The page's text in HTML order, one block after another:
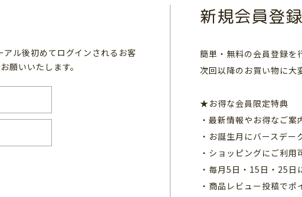
ル後初めてログインされるお客
願いいたします。
新規会員登録
簡単・無料の会員登録を
次回以降のお買い物に大
★お得な会員限定特典
・最新情報やお得なご
・お誕生月にバースデー
・ショッピングにご利
・毎月5日・15日・25日
・商品レビュー投稿でポ